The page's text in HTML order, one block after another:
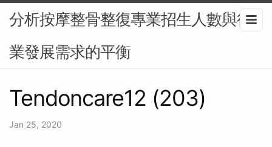
分析按摩整骨整復專業招生人數與行
業發展需求的平衡
Tendoncare12 (203)
Jan 25, 2020